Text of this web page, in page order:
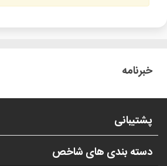
خبرنامه
پشتیبانی
دسته بندی های شاخص